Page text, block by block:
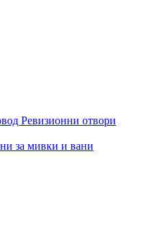
Ревизионни отвори
за мивки и вани